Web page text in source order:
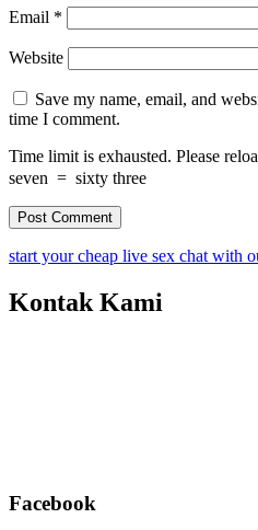
Email *
Website
Save my name, email, and
time I comment.
Time limit is exhausted. Please
seven = sixty three
start your cheap live sex chat with
Kontak Kami
Facebook